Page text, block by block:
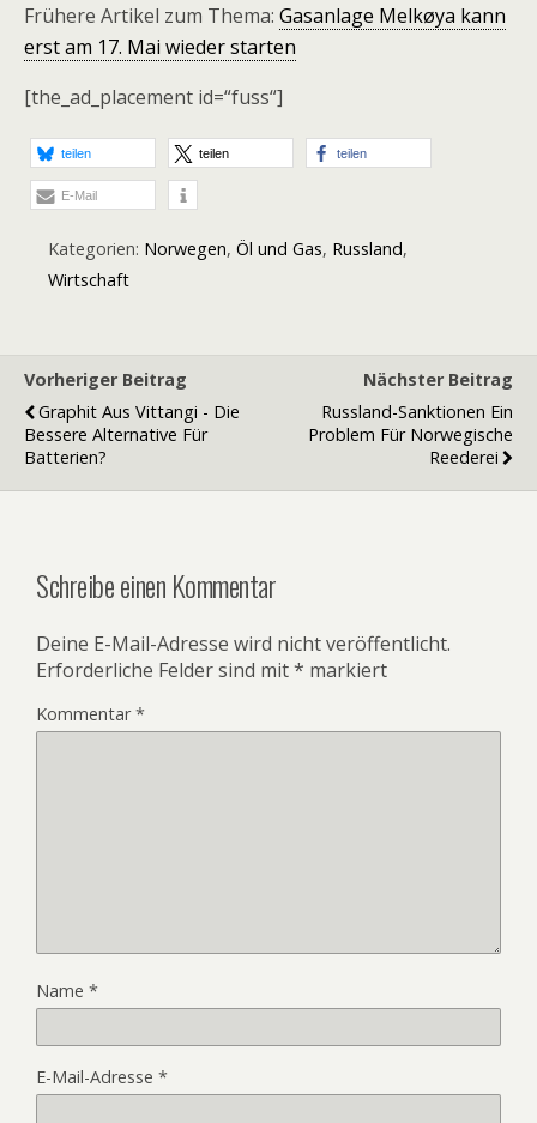
Frühere Artikel zum Thema: Gasanlage Melkøya kann
erst am 17. Mai wieder starten
[the_ad_placement id=“fuss“]
teilen teilen teilen
E-Mail
Kategorien: Norwegen, Öl und Gas, Russland,
Wirtschaft
Vorheriger Beitrag
Graphit Aus Vittangi - Die
Bessere Alternative Für
Batterien?
Nächster Beitrag
Russland-Sanktionen Ein
Problem Für Norwegische
Reederei
Schreibe einen Kommentar
Deine E-Mail-Adresse wird nicht veröffentlicht.
Erforderliche Felder sind mit* markiert
Kommentar*
Name *
E-Mail-Adresse *